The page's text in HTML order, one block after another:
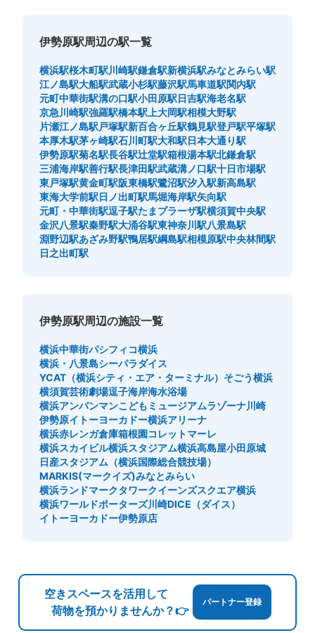
伊勢原駅周辺の駅一覧
横浜駅桜木町駅川崎駅鎌倉駅新横浜駅みなとみらい駅
江ノ島駅大船駅武蔵小杉駅藤沢駅馬車道駅関内駅
元町中華街駅溝の口駅小田原駅日吉駅海老名駅
京急川崎駅強羅駅橋本駅 上大岡駅相模大野駅
片瀬江ノ島駅 戸塚駅新百合ヶ丘駅鶴見駅登戸駅平塚駅
本厚木駅茅ヶ崎駅石川町駅大和駅日本大通り駅
伊勢原駅菊名駅長谷駅辻堂駅箱根湯本駅北鎌倉駅
三浦海岸駅善行駅長津田駅武蔵溝ノ口駅十日市場駅
東戸塚駅黄金町駅阪東橋駅鷺沼駅汐入駅新高島駅
東海大学前駅日ノ出町駅馬堀海岸駅矢向駅
元町・中華街駅逗子駅たまプラーザ駅横須賀中央駅
金沢八景駅秦野駅大涌谷駅東神奈川駅八景島駅
淵野辺駅あざみ野駅鴨居駅綱島駅相模原駅中央林間駅
日之出町駅
伊勢原駅周辺の施設一覧
横浜中華街パシフィコ横浜
横浜・八景島シーパラダイス
YCAT（横浜シティ・エア・ターミナル） そごう横浜
横須賀芸術劇場逗子海岸海水浴場
横浜アンパンマンこどもミュージアムラゾーナ川崎
伊勢原イトーヨーカドー横浜アリーナ
横浜赤レンガ倉庫箱根園コレットマーレ
横浜スカイビル横浜スタジアム横浜高島屋小田原城
日産スタジアム（横浜国際総合競技場）
MARKIS(マークイズ)みなとみらい
横浜ランドマークタワークイーンズスクエア横浜
横浜ワールドポーターズ川崎DICE（ダイス）
イトーヨーカドー伊勢原店
空きスペースを活用して
荷物を預かりませんか？👉
パートナー登録